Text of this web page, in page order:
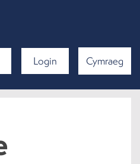
Login Cymraeg